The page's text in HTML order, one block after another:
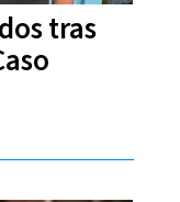
tras